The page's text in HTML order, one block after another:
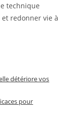
technique
et redonner vie à
détériore vos
pour